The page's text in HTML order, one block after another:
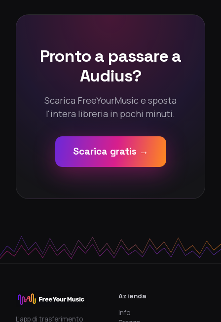
Pronto a passare a
Audius?
Scarica FreeYourMusic e sposta
l'intera libreria in pochi minuti.
Scarica gratis →
L'app di trasferimento
Azienda
Info